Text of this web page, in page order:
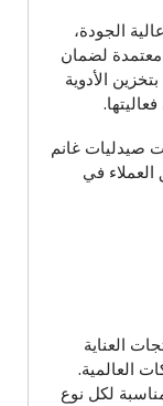
الجودة،
لضمان
الأدوية
صيدليات غانم
في
العناية
العالمية.
لكل نوع